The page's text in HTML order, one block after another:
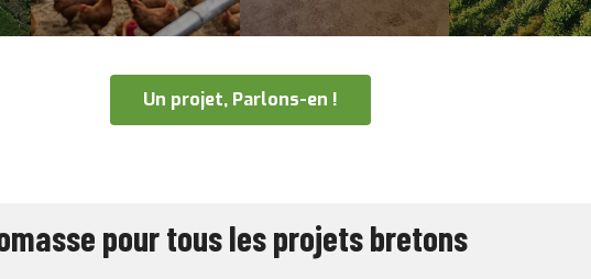
Un projet, Parlons-en !
pour tous les projets bretons